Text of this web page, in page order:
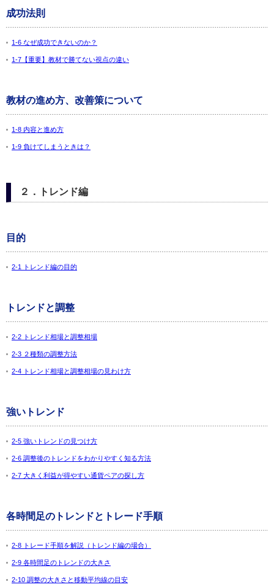
成功法則
1-6 なぜ成功できないのか？
1-7【重要】教材で勝てない視点の違い
教材の進め方、改善策について
1-8 内容と進め方
1-9 負けてしまうときは？
２．トレンド編
目的
2-1 トレンド編の目的
トレンドと調整
2-2 トレンド相場と調整相場
2-3 ２種類の調整方法
2-4 トレンド相場と調整相場の見わけ方
強いトレンド
2-5 強いトレンドの見つけ方
2-6 調整後のトレンドをわかりやすく知る方法
2-7 大きく利益が得やすい通貨ペアの探し方
各時間足のトレンドとトレード手順
2-8 トレード手順を解説（トレンド編の場合）
2-9 各時間足のトレンドの大きさ
2-10 調整の大きさと移動平均線の目安